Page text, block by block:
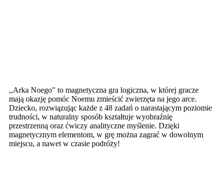
,,Arka Noego" to magnetyczna gra logiczna, w której gracze
mają okazję pomóc Noemu zmieścić zwierzęta na jego arce.
Dziecko, rozwiązując każde z 48 zadań o narastającym poziomie
trudności, w naturalny sposób kształtuje wyobraźnię
przestrzenną oraz ćwiczy analityczne myślenie. Dzięki
magnetycznym elementom, w grę można zagrać w dowolnym
miejscu, a nawet w czasie podróży!